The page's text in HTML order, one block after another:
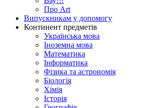
Про Art
Випускникам у допомогу
Континент предметів
Українська мова
Іноземна мова
Математика
Інформатика
Фізика та астрономія
Біологія
Хімія
Історія